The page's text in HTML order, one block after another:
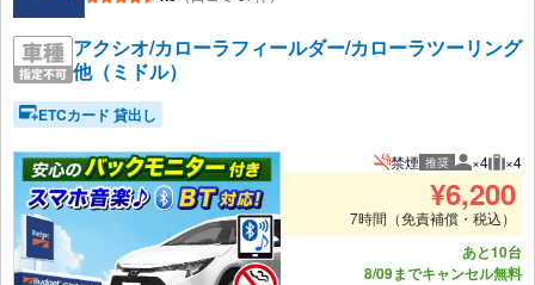
アクシオ/カローラフィールダー/カローラツーリング
他（ミドル）
ETCカード 貸出し
禁煙 推奨 推奨人数
×4 推
×4
¥6,200
7時間（免責補償・税込）
あと10台
8/09までキャンセル無料